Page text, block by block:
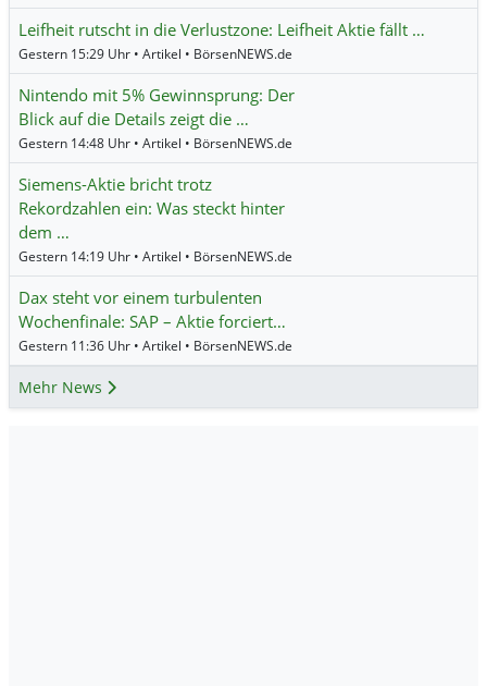
Leifheit rutscht in die Verlustzone: Leifheit Aktie fällt …
Gestern 15:29 Uhr • Artikel • BörsenNEWS.de
Nintendo mit 5% Gewinnsprung: Der
Blick auf die Details zeigt die …
Gestern 14:48 Uhr • Artikel • BörsenNEWS.de
Siemens-Aktie bricht trotz
Rekordzahlen ein: Was steckt hinter
dem …
Gestern 14:19 Uhr • Artikel • BörsenNEWS.de
Dax steht vor einem turbulenten
Wochenfinale: SAP – Aktie forciert…
Gestern 11:36 Uhr • Artikel • BörsenNEWS.de
Mehr News